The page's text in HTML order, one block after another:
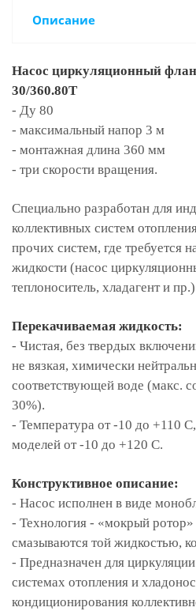
Описание
Насос циркуляционный
30/360.80T
- Ду 80
- максимальный напор 3 м
- монтажная длина 360 мм
- три скорости вращения.
Специально разработан для
коллективных систем
прочих систем, где требуется
жидкости (насос
теплоноситель, хладагент и пр.)
Перекачиваемая жидкость:
- Чистая, без твердых
не вязкая, химически
соответствующей воде (макс.
30%).
- Температура от -10 до +110
моделей от -10 до +120 С.
Конструктивное описание:
- Насос исполнен в виде
- Технология - «мокрый
смазываются той жидкостью,
- Предназначен для
системах отопления и
кондиционирования